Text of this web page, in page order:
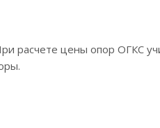
расчете цены опор ОГКС